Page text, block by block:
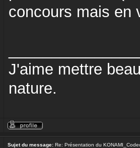
concours mais en
J'aime mettre
nature.
Sujet du message: Re: Présentation du